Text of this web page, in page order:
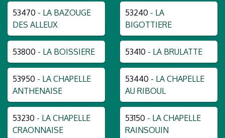
53470 - LA BAZOUGE
DES ALLEUX
53240 - LA
BIGOTTIERE
53800 - LA BOISSIERE 53410 - LA BRULATTE
53950 - LA CHAPELLE
ANTHENAISE
53440 - LA CHAPELLE
AU RIBOUL
53230 - LA CHAPELLE
CRAONNAISE
53150 - LA CHAPELLE
RAINSOUIN